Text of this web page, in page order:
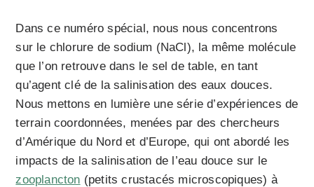
Dans ce numéro spécial, nous nous concentrons
sur le chlorure de sodium (NaCl), la même molécule
que l’on retrouve dans le sel de table, en tant
qu’agent clé de la salinisation des eaux douces.
Nous mettons en lumière une série d’expériences de
terrain coordonnées, menées par des chercheurs
d’Amérique du Nord et d’Europe, qui ont abordé les
impacts de la salinisation de l’eau douce sur le
zooplancton (petits crustacés microscopiques) à